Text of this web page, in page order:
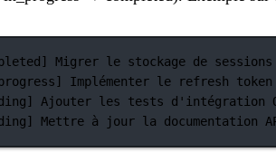
Migrer le stockage de sessions
Implémenter le refresh
Ajouter les tests d'intégration
Mettre à jour la documentation